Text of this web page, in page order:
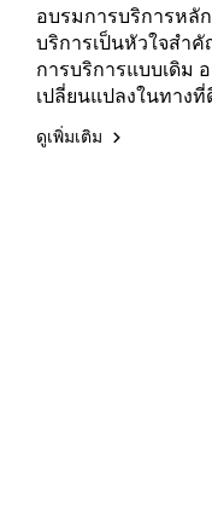
อบรมการบริการหลั
บริการเป็นหัวใจสำ
การบริการแบบเดิม
เปลี่ยนแปลงในทาง
เปลี่ยนวิธีคิด หากต้
ดูเพิ่มเติม